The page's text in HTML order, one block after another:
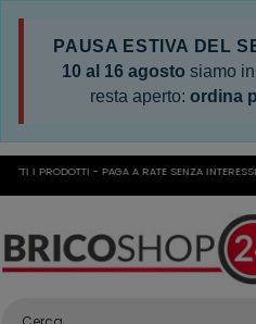
PAUSA ESTIVA DEL
10 al 16 agosto siamo
resta aperto: ordina
I PRODOTTI - PAGA A RATE SENZA INTERESSI -